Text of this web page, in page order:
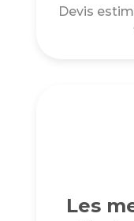
Devis
Les